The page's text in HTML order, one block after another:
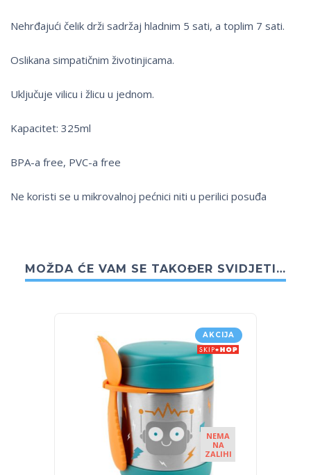
Nehrđajući čelik drži sadržaj hladnim 5 sati, a toplim 7 sati.
Oslikana simpatičnim životinjicama.
Uključuje vilicu i žlicu u jednom.
Kapacitet: 325ml
BPA-a free, PVC-a free
Ne koristi se u mikrovalnoj pećnici niti u perilici posuđa
MOŽDA ĆE VAM SE TAKOĐER SVIDJETI…
AKCIJA
NEMA
NA
ZALIHI